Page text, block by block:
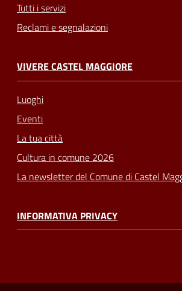
Tutti i servizi
Reclami e segnalazioni
VIVERE CASTEL MAGGIORE
Luoghi
Eventi
La tua città
Cultura in comune 2026
La newsletter del Comune di Castel
INFORMATIVA PRIVACY